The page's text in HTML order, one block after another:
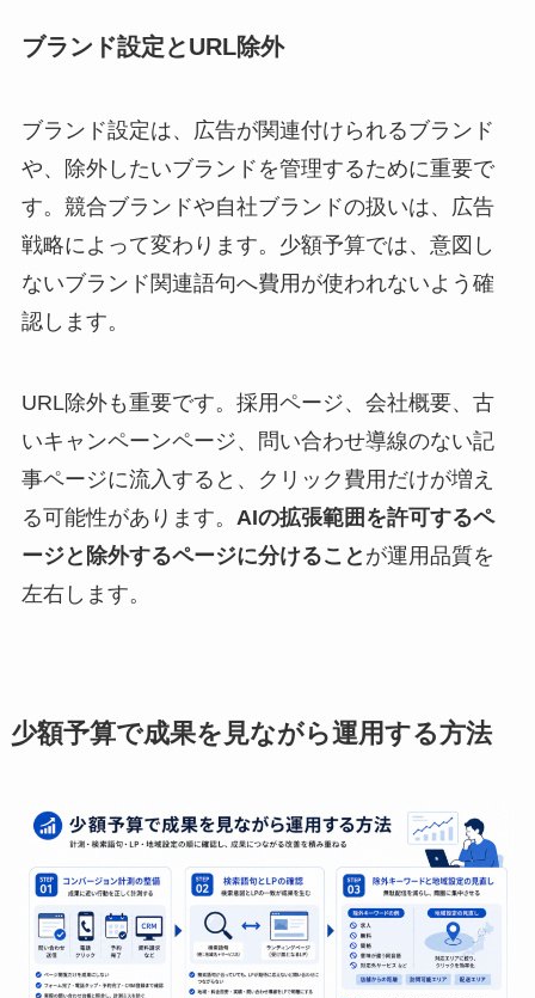
ブランド設定とURL除外
ブランド設定は、広告が関連付けられるブランド
や、除外したいブランドを管理するために重要で
す。競合ブランドや自社ブランドの扱いは、広告
戦略によって変わります。少額予算では、意図し
ないブランド関連語句へ費用が使われないよう確
認します。
URL除外も重要です。採用ページ、会社概要、古
いキャンペーンページ、問い合わせ導線のない記
事ページに流入すると、クリック費用だけが増え
る可能性があります。 AIの拡張範囲を許可するペ
ージと除外するページに分けること が運用品質を
左右します。
少額予算で成果を見ながら運用する方法